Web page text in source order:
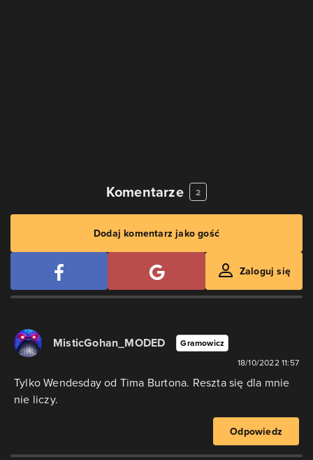
Komentarze 2
Dodaj komentarz jako gość
Zaloguj się
MisticGohan_MODED
Gramowicz
18/10/2022 11:57
Tylko Wendesday od Tima Burtona. Reszta się dla mnie
nie liczy.
Odpowiedz